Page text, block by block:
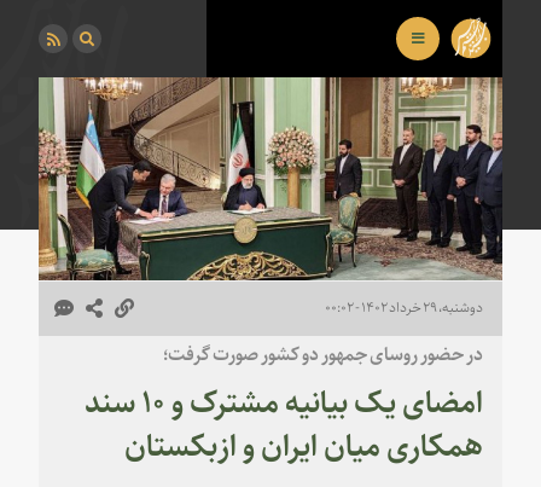
دوشنبه، ۲۹ خرداد ۱۴۰۲ - ۰۰:۰۲
در حضور روسای جمهور دو کشور صورت گرفت؛
امضای یک بیانیه مشترک و ۱۰ سند
همکاری میان ایران و ازبکستان